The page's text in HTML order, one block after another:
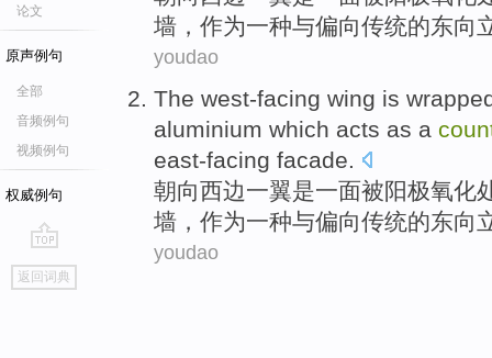
论文
原声例句
全部
音频例句
视频例句
权威例句
go
top
返回词典
墙 ， 作为一种与偏向传统的东向
youdao
The west-facing wing is
aluminium which acts as a
east-facing facade.
朝向西边一翼是一面被阳极氧化
墙 ， 作为一种与偏向传统的东向
youdao